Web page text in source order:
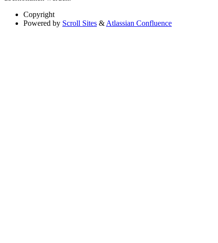
Copyright
Powered by Scroll Sites & Atlassian Confluence